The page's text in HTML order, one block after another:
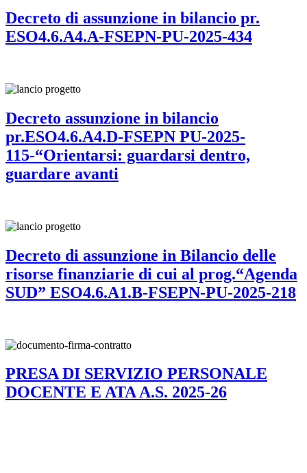
Decreto di assunzione in bilancio pr.
ESO4.6.A4.A-FSEPN-PU-2025-434
Decreto assunzione in bilancio
pr.ESO4.6.A4.D-FSEPN PU-2025-
115-“Orientarsi: guardarsi dentro,
guardare avanti
Decreto di assunzione in Bilancio delle
risorse finanziarie di cui al prog.“Agenda
SUD” ESO4.6.A1.B-FSEPN-PU-2025-218
PRESA DI SERVIZIO PERSONALE
DOCENTE E ATA A.S. 2025-26